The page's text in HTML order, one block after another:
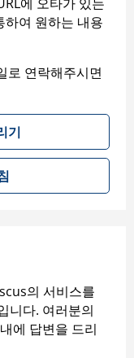
하여 원하는 내용
로 연락해주시면
기
의 서비스를
니다. 여러분의
에 답변을 드리